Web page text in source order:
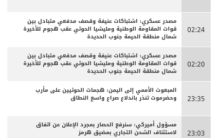
02:24
مصدر عسكري: اشتباكات عنيفة وقصف مدفعي متبادل بين
قوات المقاومة الوطنية ومليشيا الحوثي عقب هجوم للأخيرة
شمال منطقة الحيمة جنوب الحديدة
02:20
مصدر عسكري: اشتباكات عنيفة وقصف مدفعي متبادل بين
قوات المقاومة الوطنية ومليشيا الحوثي عقب هجوم للأخيرة
شمال منطقة الحيمة جنوب الحديدة
23:35
المبعوث الأممي إلى اليمن: هجمات الحوثيين على مأرب
وحضرموت تنذر باندلاع صراع واسع النطاق
23:03
مسؤول أميركي: سنرفع الحصار بمجرد الإعلان عن اتفاق
لاستئناف الشحن التجاري بمضيق هرمز